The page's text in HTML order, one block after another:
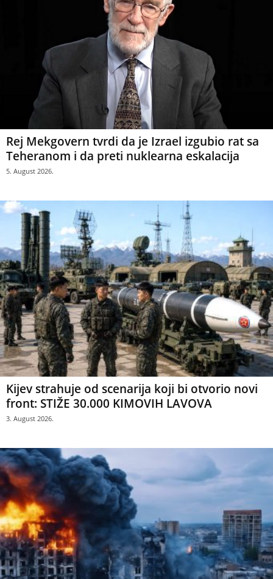
Rej Mekgovern tvrdi da je Izrael izgubio rat sa
Teheranom i da preti nuklearna eskalacija
5. August 2026.
Kijev strahuje od scenarija koji bi otvorio novi
front: STIŽE 30.000 KIMOVIH LAVOVA
3. August 2026.